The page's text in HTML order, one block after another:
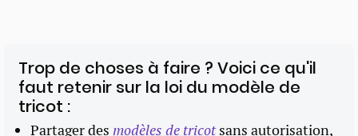
Trop de choses à faire ? Voici ce qu'il
faut retenir sur la loi du modèle de
tricot :
Partager des modèles de tricotsans autorisation,